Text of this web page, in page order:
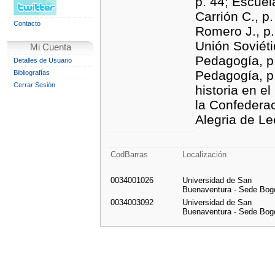
Contacto
Mi Cuenta
Detalles de Usuario
Bibliografías
Cerrar Sesión
Carrión C.,
Romero J.,
Unión
Pedagogía,
Pedagogía,
historia en el
la
Alegria de
CodBarras Localización
0034001026
Universidad de San
Buenaventura - Sede
0034003092
Universidad de San
Buenaventura - Sede